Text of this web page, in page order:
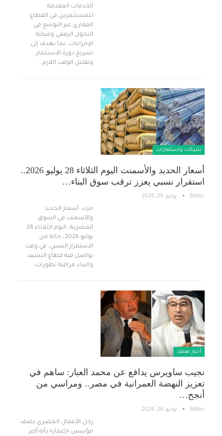
الخدمات المقدمة
للمستثمرين في القطاع
العقاري عبر التوسع في
التحول الرقمي وميكنة
الإجراءات، بما يهدف إلى
تسريع دورة الاستثمار،
وتقليل الوقت اللازم…
شركات واستثمارات
أسعار الحديد والأسمنت اليوم الثلاثاء 28 يوليو 2026..
استقرار نسبي يعزز ترقب سوق البناء…
Editor يوليو 28, 2026
مرت أسعار الحديد
والأسمنت في السوق
المصرية، اليوم الثلاثاء 28
يوليو 2026، حالة من
الاستقرار النسبي، في وقت
يواصل فيه قطاع التشييد
والبناء مراقبة تطورات…
أخبار تهمك
نجيب ساويرس يدافع عن محمد العبار: ساهم في
تعزيز النهضة العمرانية في مصر.. ومراسي من
أنجح…
Editor يوليو 26, 2026
رجل الأعمال المصري يصف
مؤسس «إعمار» بأنه أكبر